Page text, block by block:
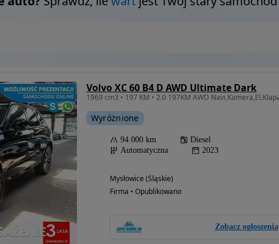
Volvo XC 60 B4 D AWD Ultimate Dark
Wyróżnione
94 000 km
Diesel
Automatyczna
2023
Mysłowice (Śląskie)
Firma • Opublikowano
Zobacz ogłoszenia